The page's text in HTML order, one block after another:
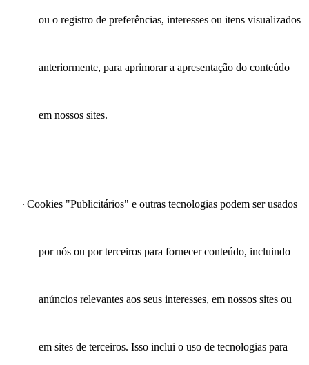
ou o registro de preferências, interesses ou itens visualizados
anteriormente, para aprimorar a apresentação do conteúdo
em nossos sites.
· Cookies "Publicitários" e outras tecnologias podem ser usados
por nós ou por terceiros para fornecer conteúdo, incluindo
anúncios relevantes aos seus interesses, em nossos sites ou
em sites de terceiros. Isso inclui o uso de tecnologias para